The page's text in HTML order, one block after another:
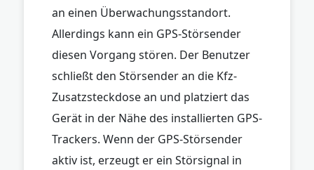
an einen Überwachungsstandort.
Allerdings kann ein GPS-Störsender
diesen Vorgang stören. Der Benutzer
schließt den Störsender an die Kfz-
Zusatzsteckdose an und platziert das
Gerät in der Nähe des installierten GPS-
Trackers. Wenn der GPS-Störsender
aktiv ist, erzeugt er ein Störsignal in